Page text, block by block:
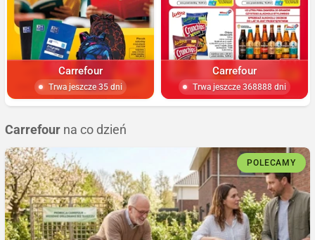
Carrefour
Trwa jeszcze 35 dni
Carrefour
Trwa jeszcze 368888 dni
Carrefour na co dzień
POLECAMY